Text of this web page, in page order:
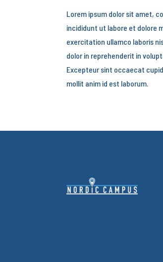
Lorem ipsum dolor sit amet,
incididunt ut labore et dolore
exercitation ullamco laboris
dolor in reprehenderit in
Excepteur sint occaecat
mollit anim id est laborum.